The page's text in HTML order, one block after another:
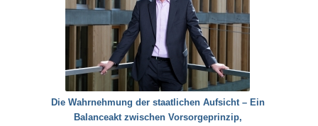
Die Wahrnehmung der staatlichen Aufsicht – Ein
Balanceakt zwischen Vorsorgeprinzip,